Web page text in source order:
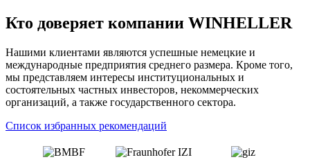
Кто доверяет компании WINHELLER
Нашими клиентами являются успешные немецкие и
международные предприятия среднего размера. Кроме того,
мы представляем интересы институциональных и
состоятельных частных инвесторов, некоммерческих
организаций, а также государственного сектора.
Список избранных рекомендаций